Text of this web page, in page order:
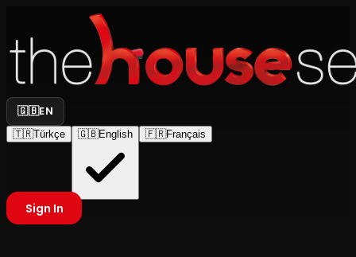
🇬🇧EN
🇹🇷Türkçe 🇬🇧English 🇫🇷Français
Sign In